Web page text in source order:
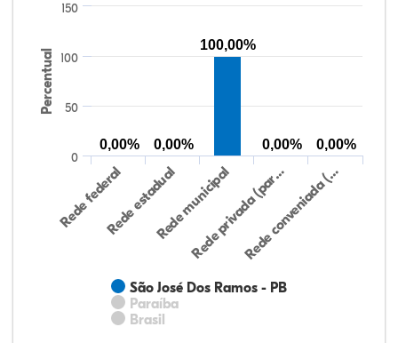
Percentual
São José Dos Ramos - PB
Paraíba
Brasil
Rede federalRede estadualRede municipal
Rede privada (par…Rede conveniada (…
0
50
100
150
0,00% 0,00%
100,00%
0,00% 0,00%